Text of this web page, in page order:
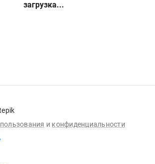
загрузка...
и конфиденциальности